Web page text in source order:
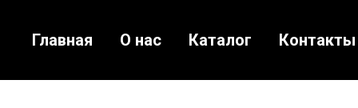
Главная О нас Каталог Контакты